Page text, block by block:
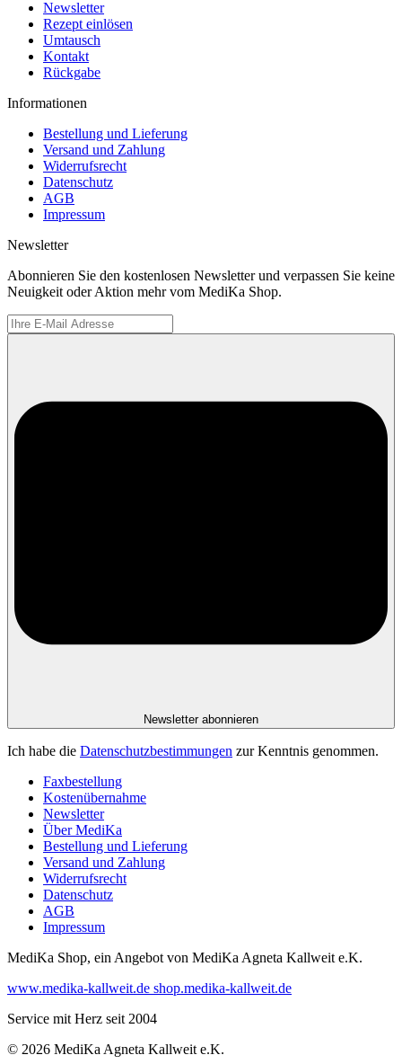
Newsletter
Rezept einlösen
Umtausch
Kontakt
Rückgabe
Informationen
Bestellung und Lieferung
Versand und Zahlung
Widerrufsrecht
Datenschutz
AGB
Impressum
Newsletter
Abonnieren Sie den kostenlosen Newsletter und verpassen Sie keine
Neuigkeit oder Aktion mehr vom MediKa Shop.
Newsletter abonnieren
Ich habe die Datenschutzbestimmungen zur Kenntnis genommen.
Faxbestellung
Kostenübernahme
Newsletter
Über MediKa
Bestellung und Lieferung
Versand und Zahlung
Widerrufsrecht
Datenschutz
AGB
Impressum
MediKa Shop, ein Angebot von MediKa Agneta Kallweit e.K.
www.medika-kallweit.de shop.medika-kallweit.de
Service mit Herz seit 2004
© 2026 MediKa Agneta Kallweit e.K.